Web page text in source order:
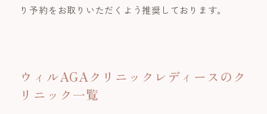
り予約をお取りいただくよう推奨しております。
ウィルAGAクリニックレディースのク
リニック一覧